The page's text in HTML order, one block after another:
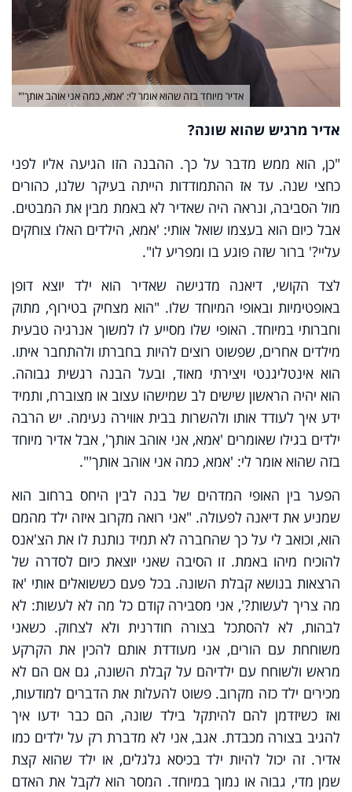
אדיר מיוחד בזה שהוא אומר לי: 'אמא, כמה אני אוהב אותך'"
אדיר מרגיש שהוא שונה?
"כן, הוא ממש מדבר על כך. ההבנה הזו הגיעה אליו לפני
כחצי שנה. עד אז ההתמודדות הייתה בעיקר שלנו, כהורים
מול הסביבה, ונראה היה שאדיר לא באמת מבין את המבטים.
אבל כיום הוא בעצמו שואל אותי: 'אמא, הילדים האלו צוחקים
עליי?' ברור שזה פוגע בו ומפריע לו".
לצד הקושי, דיאנה מדגישה שאדיר הוא ילד יוצא דופן
באופטימיות ובאופי המיוחד שלו. "הוא מצחיק בטירוף, מתוק
וחברותי במיוחד. האופי שלו מסייע לו למשוך אנרגיה טבעית
מילדים אחרים, שפשוט רוצים להיות בחברתו ולהתחבר איתו.
הוא אינטליגנטי ויצירתי מאוד, ובעל הבנה רגשית גבוהה.
הוא יהיה הראשון שישים לב שמישהו עצוב או מצוברח, ותמיד
ידע איך לעודד אותו ולהשרות בבית אווירה נעימה. יש הרבה
ילדים בגילו שאומרים 'אמא, אני אוהב אותך', אבל אדיר מיוחד
בזה שהוא אומר לי: 'אמא, כמה אני אוהב אותך'".
הפער בין האופי המדהים של בנה לבין היחס ברחוב הוא
שמניע את דיאנה לפעולה. "אני רואה מקרוב איזה ילד מהמם
הוא, וכואב לי על כך שהחברה לא תמיד נותנת לו את הצ'אנס
להוכיח מיהו באמת. זו הסיבה שאני יוצאת כיום לסדרה של
הרצאות בנושא קבלת השונה. בכל פעם כששואלים אותי 'אז
מה צריך לעשות?', אני מסבירה קודם כל מה לא לעשות: לא
לבהות, לא להסתכל בצורה חודרנית ולא לצחוק. כשאני
משוחחת עם הורים, אני מעודדת אותם להכין את הקרקע
מראש ולשוחח עם ילדיהם על קבלת השונה, גם אם הם לא
מכירים ילד כזה מקרוב. פשוט להעלות את הדברים למודעות,
ואז כשיזדמן להם להיתקל בילד שונה, הם כבר ידעו איך
להגיב בצורה מכבדת. אגב, אני לא מדברת רק על ילדים כמו
אדיר. זה יכול להיות ילד בכיסא גלגלים, או ילד שהוא קצת
שמן מדי, גבוה או נמוך במיוחד. המסר הוא לקבל את האדם